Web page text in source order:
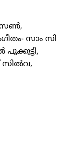
സാം സി
സില്‍വ,